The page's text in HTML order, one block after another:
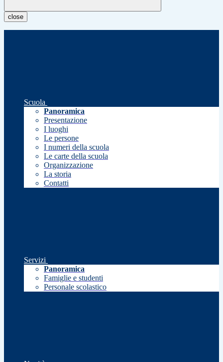
close
Scuola
Panoramica
Presentazione
I luoghi
Le persone
I numeri della scuola
Le carte della scuola
Organizzazione
La storia
Contatti
Servizi
Panoramica
Famiglie e studenti
Personale scolastico